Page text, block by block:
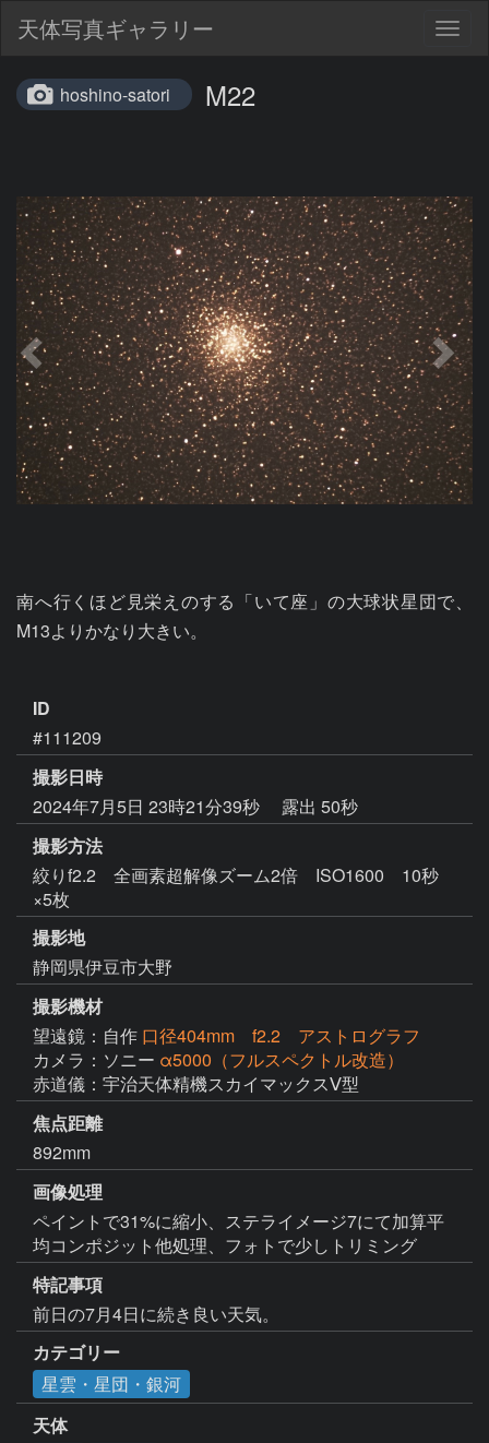
天体写真ギャラリー
hoshino-satori M22
南へ行くほど見栄えのする「いて座」の大球状星団で、
M13よりかなり大きい。
ID
#111209
撮影日時
2024年7月5日 23時21分39秒
露出 50秒
撮影方法
絞りf2.2 全画素超解像ズーム2倍 ISO1600 10秒
×5枚
撮影地
静岡県伊豆市大野
撮影機材
望遠鏡：自作 口径404mm f2.2 アストログラフ
カメラ：ソニー α5000（フルスペクトル改造）
赤道儀：宇治天体精機スカイマックスⅤ型
焦点距離
892mm
画像処理
ペイントで31%に縮小、ステライメージ7にて加算平
均コンポジット他処理、フォトで少しトリミング
特記事項
前日の7月4日に続き良い天気。
カテゴリー
星雲・星団・銀河
天体